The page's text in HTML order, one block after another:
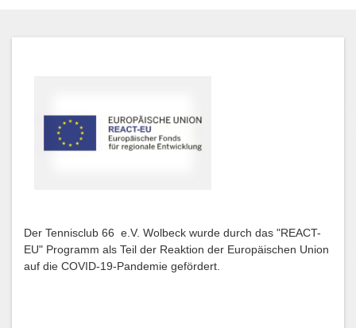
Der Tennisclub 66 e.V. Wolbeck wurde durch das "REACT-
EU" Programm als Teil der Reaktion der Europäischen Union
auf die COVID-19-Pandemie gefördert.